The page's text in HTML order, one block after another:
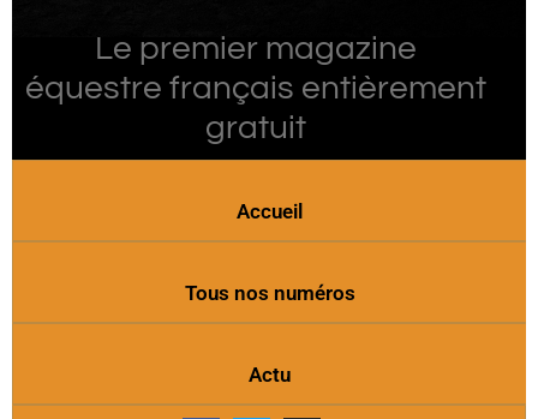
Le premier magazine
équestre français entièrement
gratuit
Accueil
Tous nos numéros
Actu